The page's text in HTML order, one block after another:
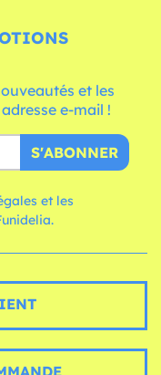
et les
e-mail !
S'ABONNER
et les